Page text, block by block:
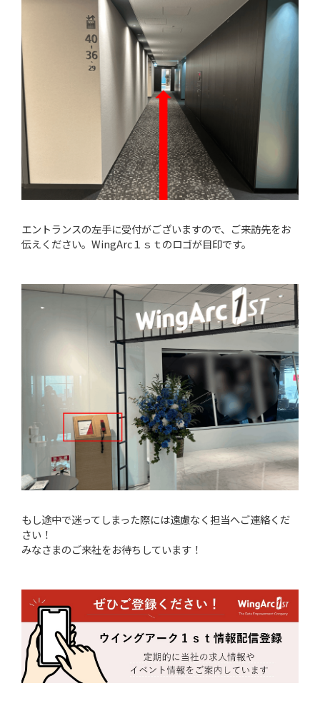
エントランスの左手に受付がございますので、ご来訪先をお
伝えください。WingArc１ｓｔのロゴが目印です。
もし途中で迷ってしまった際には遠慮なく担当へご連絡くだ
さい！
みなさまのご来社をお待ちしています！